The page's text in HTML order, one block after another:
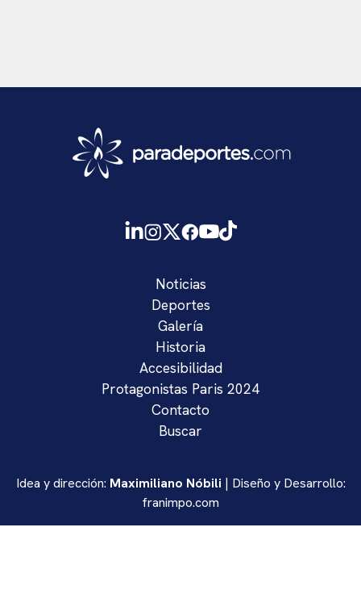
Noticias
Galería
Historia
Accesibilidad
Protagonistas Paris 2024
Contacto
Buscar